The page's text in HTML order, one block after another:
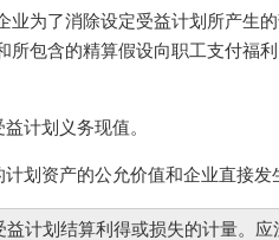
为了消除设定受益计划所产生的
所包含的精算假设向职工支付福
计划义务现值。
资产的公允价值和企业直接发
益计划结算利得或损失的计量。